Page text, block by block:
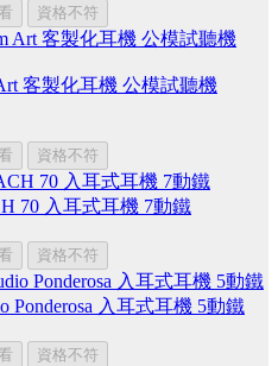
資格不符
客製化耳機 公模試聽機
資格不符
70 入耳式耳機 7動鐵
資格不符
Ponderosa 入耳式耳機 5動鐵
資格不符